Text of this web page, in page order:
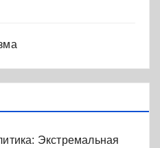
Экстремальная